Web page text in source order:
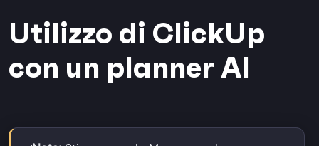
Utilizzo di ClickUp
con un planner AI